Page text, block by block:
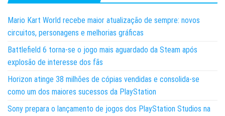
Mario Kart World recebe maior atualização de sempre: novos
circuitos, personagens e melhorias gráficas
Battlefield 6 torna-se o jogo mais aguardado da Steam após
explosão de interesse dos fãs
Horizon atinge 38 milhões de cópias vendidas e consolida-se
como um dos maiores sucessos da PlayStation
Sony prepara o lançamento de jogos dos PlayStation Studios na